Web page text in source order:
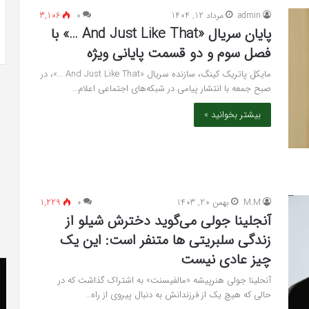
admin مرداد 12, 1404 ۰ 3,106
پایان سریال «And Just Like That …» با
فصل سوم و دو قسمت پایانی ویژه
مایکل پاتریک کینگ، سازنده سریال «And Just Like That …»، در
صبح جمعه با انتشار پیامی در شبکه‌های اجتماعی اعلام…
بیشتر بخوانید »
M.M بهمن 20, 1403 ۰ 1,229
آنجلینا جولی می‌گوید دخترش شیلو از
زندگی سلبریتی ها متنفر است: این یک
چیز عادی نیست
آنحلینا جولی هنرپیشه «مالفیسنت» به اشتراک گذاشت که در
حالی که هیچ یک از فرزندانش به دنبال پیروی از راه…
به شایعه‌های اخیر؛
می‌دهم»
تشخیص سندرم پرادر-ویلی چگونه انجام
می‌شود؟
کریستن
بل
می